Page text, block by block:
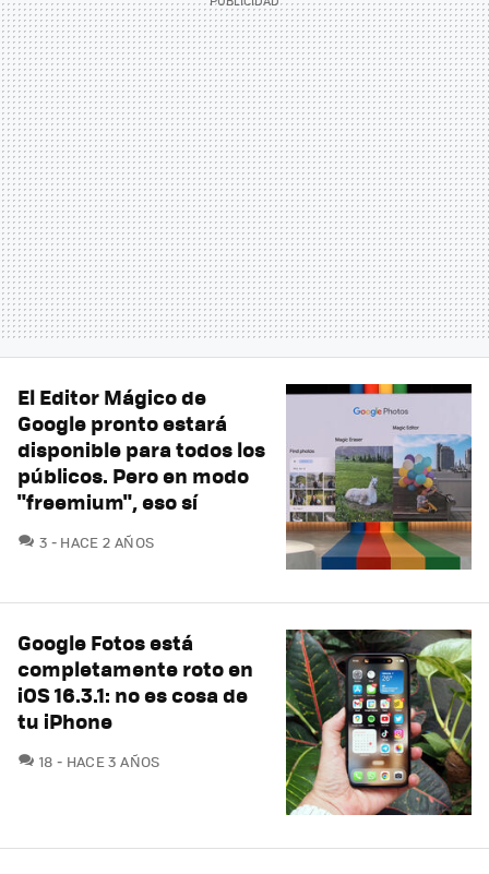
El Editor Mágico de
Google pronto estará
disponible para todos los
públicos. Pero en modo
"freemium", eso sí
3 COMENTARIOS
HACE 2 AÑOS
Google Fotos está
completamente roto en
iOS 16.3.1: no es cosa de
tu iPhone
18 COMENTARIOS
HACE 3 AÑOS